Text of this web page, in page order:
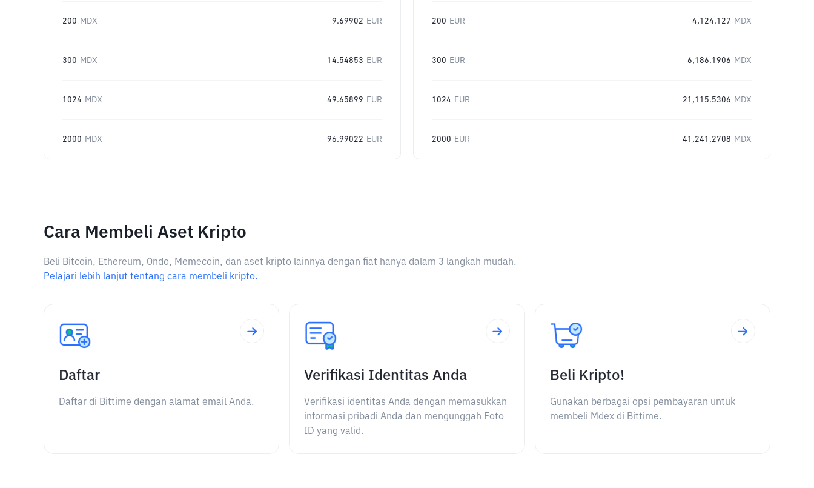
200 MDX 9.69902 EUR
300 MDX 14.54853 EUR
1024 MDX 49.65899 EUR
2000 MDX 96.99022 EUR
200 EUR 4,124.127 MDX
300 EUR 6,186.1906 MDX
1024 EUR 21,115.5306 MDX
2000 EUR 41,241.2708 MDX
Cara Membeli Aset Kripto
Beli Bitcoin, Ethereum, Ondo, Memecoin, dan aset kripto lainnya dengan fiat hanya dalam 3 langkah mudah.
Pelajari lebih lanjut tentang cara membeli kripto.
Daftar
Daftar di Bittime dengan alamat email Anda.
Verifikasi Identitas Anda
Verifikasi identitas Anda dengan memasukkan
informasi pribadi Anda dan mengunggah Foto
ID yang valid.
Beli Kripto!
Gunakan berbagai opsi pembayaran untuk
membeli Mdex di Bittime.